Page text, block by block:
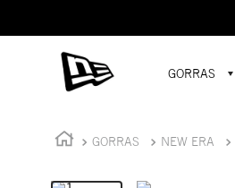
GORRAS
GORRAS NEW ERA